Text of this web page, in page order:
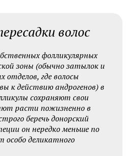
волос
фолликулярных
зоны (обычно затылок и
отделов, где волосы
к действию андрогенов) в
сохраняют свои
расти пожизненно в
беречь донорский
он нередко меньше по
деликатного